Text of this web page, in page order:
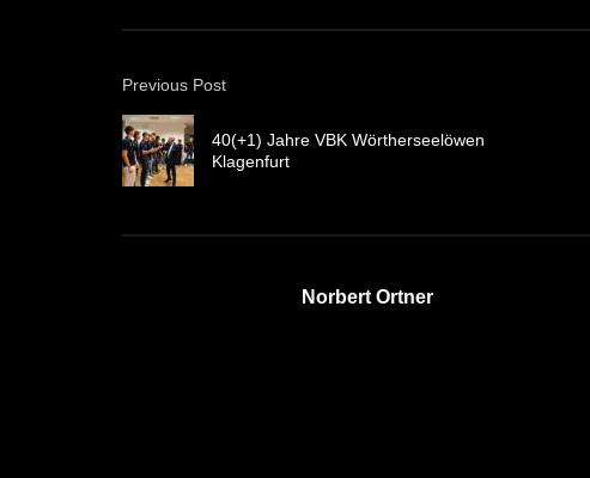
Previous Post
40(+1) Jahre VBK Wörtherseelöwen
Klagenfurt
Norbert Ortner